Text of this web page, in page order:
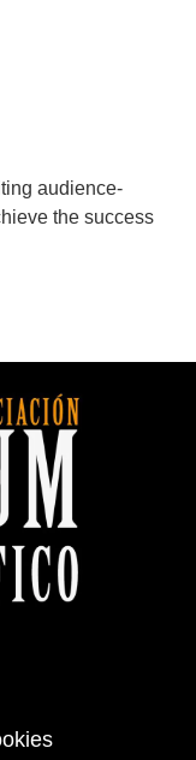
audience-
the success